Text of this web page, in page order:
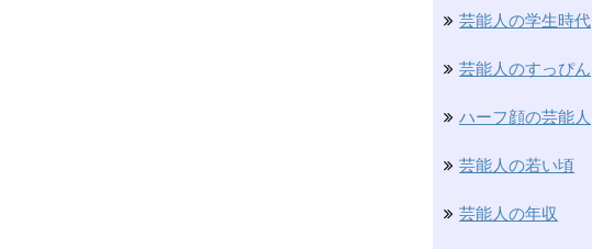
芸能人の学生時代
芸能人のすっぴん
ハーフ顔の芸能人
芸能人の若い頃
芸能人の年収